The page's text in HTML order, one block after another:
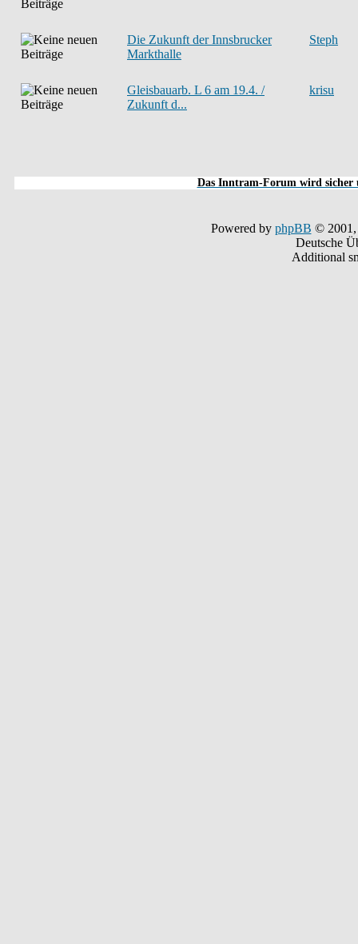
Die Zukunft der Innsbrucker
Markthalle
Steph
Gleisbauarb. L 6 am 19.4. /
Zukunft d...
krisu
Das Inntram-Forum wird sicher
Powered by phpBB © 2001,
Deutsche
Additional